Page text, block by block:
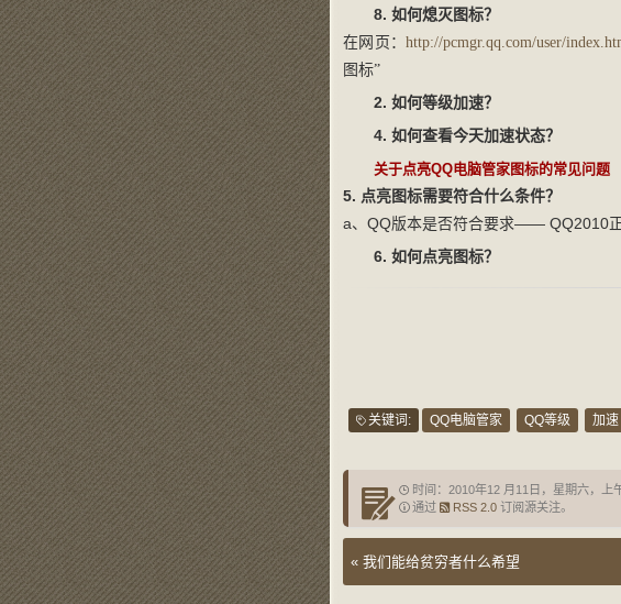
8. 如何熄灭图标？
在网页： http://pcmgr.qq.com/user/
图标”
2. 如何等级加速？
4. 如何查看今天加速状态？
关于点亮QQ电脑管家图标的常见问题
5. 点亮图标需要符合什么条件？
a、QQ版本是否符合要求—— QQ2010
6. 如何点亮图标？
关键词: QQ电脑管家 QQ等级 加速
时间：2010年12 月11日，星期六，上
通过
RSS 2.0 订阅源关注。
« 我们能给贫穷者什么希望